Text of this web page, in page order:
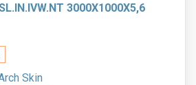
3000X1000X5,6
Skin